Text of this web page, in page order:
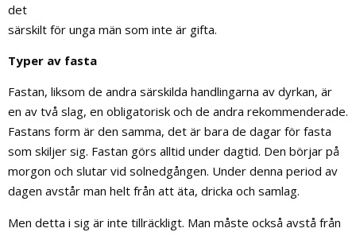
det
särskilt för unga män som inte är gifta.
Typer av fasta
Fastan, liksom de andra särskilda handlingarna av dyrkan, är
en av två slag, en obligatorisk och de andra rekommenderade.
Fastans form är den samma, det är bara de dagar för fasta
som skiljer sig. Fastan görs alltid under dagtid. Den börjar på
morgon och slutar vid solnedgången. Under denna period av
dagen avstår man helt från att äta, dricka och samlag.
Men detta i sig är inte tillräckligt. Man måste också avstå från